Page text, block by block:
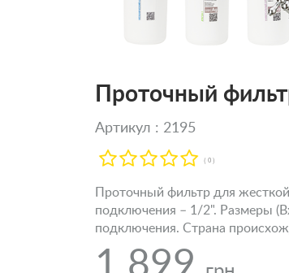
Проточный
Артикул : 2195
( 0 )
Проточный фильтр для
подключения – 1/2". Размеры
подключения. Страна
1 899